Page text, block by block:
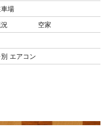
場
空家
エアコン